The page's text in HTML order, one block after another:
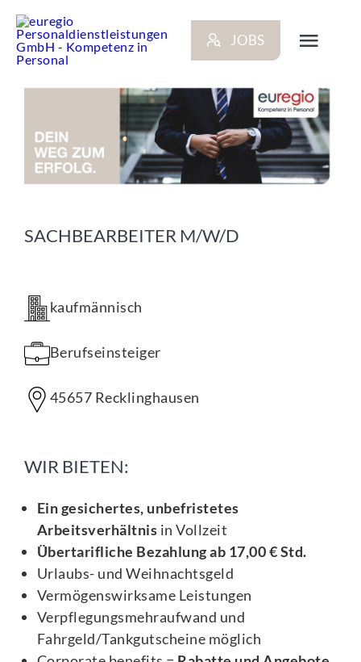
Inhalt
springen
JOBS
BEWERBER
KONTAKT
SACHBEARBEITER M/W/D
kaufmännisch
Berufseinsteiger
45657 Recklinghausen
WIR BIETEN:
Ein gesichertes, unbefristetes
Arbeitsverhältnis in Vollzeit
Übertarifliche Bezahlung ab 17,00 € Std.
Urlaubs- und Weihnachtsgeld
Vermögenswirksame Leistungen
Verpflegungsmehraufwand und
Fahrgeld/Tankgutscheine möglich